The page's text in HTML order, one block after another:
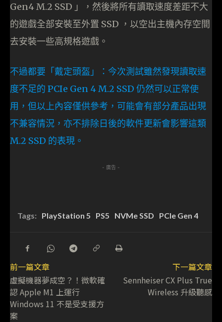
Gen4 M.2 SSD 」，然後將所有讀取速度差距不大
的遊戲全部安裝至外置 SSD ，以空出主機內存空間
去安裝一些高規格遊戲。
不過都要「戴定頭盔」：今次測試雖然發現讀取速
度不足的 PCIe Gen 4 M.2 SSD 仍然可以正常使
用，但以上內容僅供參考，可能會有部分產品出現
不兼容情況，亦不排除日後的軟件更新會影響這類
M.2 SSD 的表現。
- 廣告 -
Tags: PlayStation 5 PS5 NVMe SSD PCIe Gen 4
前一篇文章
虛擬機器夢成空？！微軟確
認 Apple M1 上運行
Windows 11 不是受支援方
案
下一篇文章
Sennheiser CX Plus True
Wireless 升級聽感